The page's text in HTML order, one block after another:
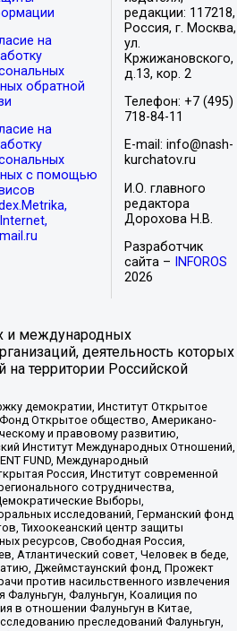
на
обратной
на
с помощью
редакции: 117218,
Россия, г. Москва,
ул.
Кржижановского,
д.13, кор. 2
Телефон: +7 (495)
718-84-11
E-mail: info@nash-
kurchatov.ru
И.О. главного
редактора
Дорохова Н.В.
Разработчик
сайта –
INFOROS
2026
и международных
деятельность которых
на территории Российской
демократии, Институт Открытое
Открытое общество, Американо-
и правовому развитию,
Институт Международных Отношений,
FUND, Международный
Россия, Институт современной
сотрудничества,
Выборы,
исследований, Германский фонд
Тихоокеанский центр защиты
ресурсов, Свободная Россия,
Атлантический совет, Человек в беде,
Джеймстаунский фонд, Прожект
против насильственного извлечения
Фалуньгун, Коалиция по
в отношении Фалуньгун в Китае,
преследований Фалуньгун,